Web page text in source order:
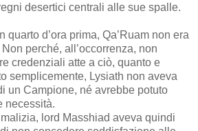
desertici centrali alle sue spalle.
quarto d’ora prima, Qa’Ruam non era
perché, all’occorrenza, non
credenziali atte a ciò, quanto e
semplicemente, Lysiath non aveva
un Campione, né avrebbe potuto
necessità.
lord Masshiad aveva quindi